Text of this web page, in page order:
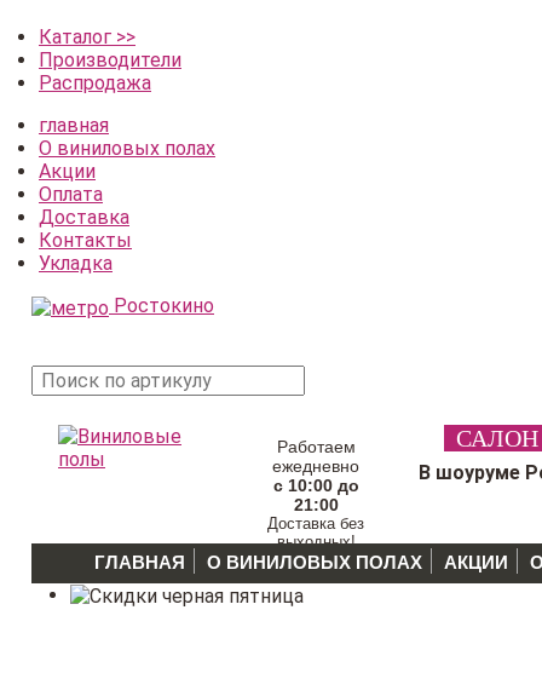
Каталог >>
Производители
Распродажа
главная
О виниловых полах
Акции
Оплата
Доставка
Контакты
Укладка
Ростокино
Работаем
ежедневно
с 10:00 до
21:00
Доставка без
выходных!
В шоуруме
ГЛАВНАЯ О ВИНИЛОВЫХ ПОЛАХ АКЦИИ